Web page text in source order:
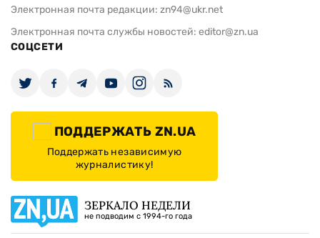
Электронная почта редакции: zn94@ukr.net
Электронная почта службы новостей: editor@zn.ua
СОЦСЕТИ
ПОДДЕРЖАТЬ ZN.UA
Поддержать независимую
журналистику!
ЗЕРКАЛО НЕДЕЛИ
не подводим с 1994-го года